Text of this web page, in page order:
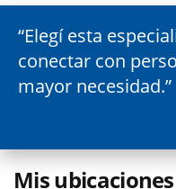
Elegí esta
conectar con
mayor necesidad.
Mis ubicaciones